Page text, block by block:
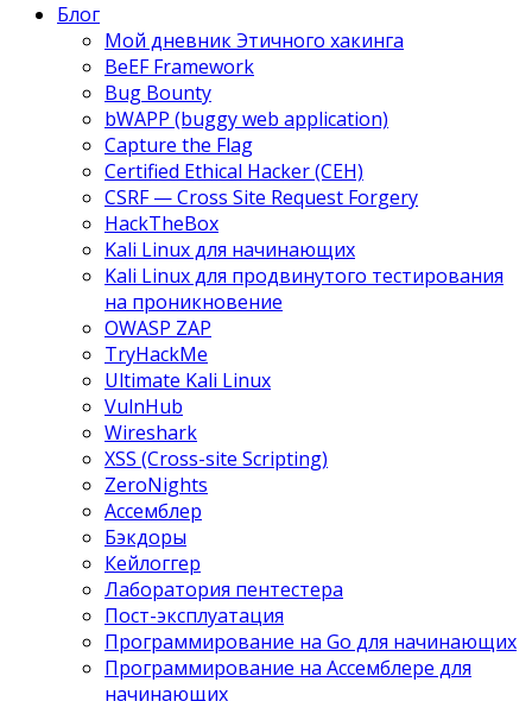
Блог
Мой дневник Этичного хакинга
BeEF Framework
Bug Bounty
bWAPP (buggy web application)
Capture the Flag
Certified Ethical Hacker (CEH)
CSRF — Cross Site Request Forgery
HackTheBox
Kali Linux для начинающих
Kali Linux для продвинутого тестирования
на проникновение
OWASP ZAP
TryHackMe
Ultimate Kali Linux
VulnHub
Wireshark
XSS (Cross-site Scripting)
ZeroNights
Ассемблер
Бэкдоры
Кейлоггер
Лаборатория пентестера
Пост-эксплуатация
Программирование на Go для начинающих
Программирование на Ассемблере для
начинающих